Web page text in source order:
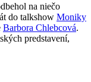
na niečo
do talkshow Moniky
Barbora Chlebcová.
predstavení,